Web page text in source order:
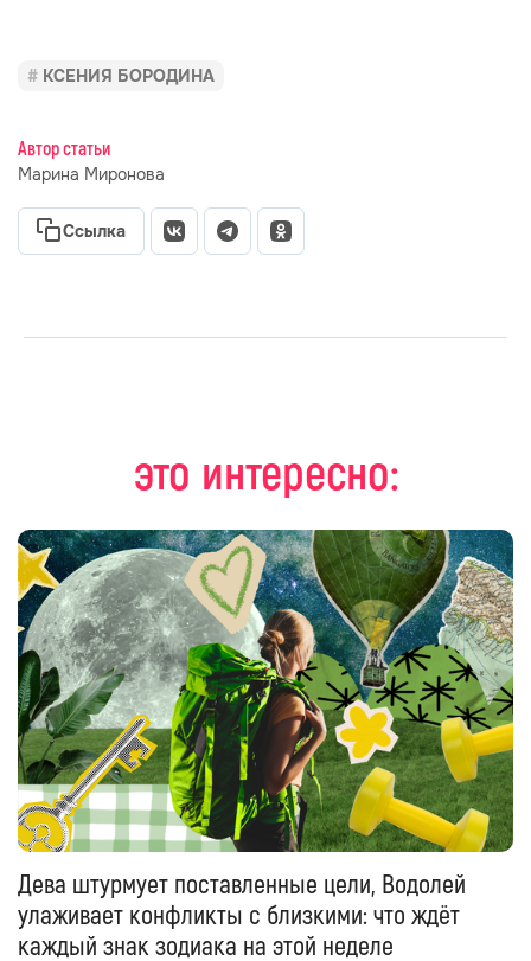
КСЕНИЯ БОРОДИНА
Автор статьи
Марина Миронова
Ссылка
это интересно:
Дева штурмует поставленные цели, Водолей
улаживает конфликты с близкими: что ждёт
каждый знак зодиака на этой неделе